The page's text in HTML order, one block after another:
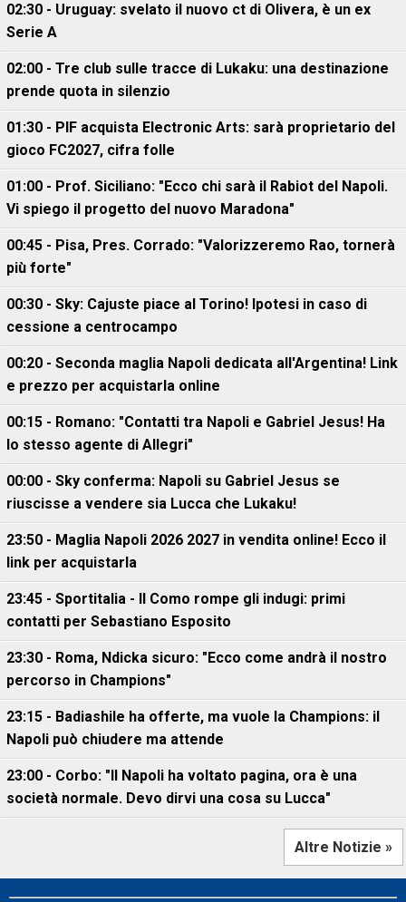
02:30 - Uruguay: svelato il nuovo ct di Olivera, è un ex
Serie A
02:00 - Tre club sulle tracce di Lukaku: una destinazione
prende quota in silenzio
01:30 - PIF acquista Electronic Arts: sarà proprietario del
gioco FC2027, cifra folle
01:00 - Prof. Siciliano: "Ecco chi sarà il Rabiot del Napoli.
Vi spiego il progetto del nuovo Maradona"
00:45 - Pisa, Pres. Corrado: "Valorizzeremo Rao, tornerà
più forte"
00:30 - Sky: Cajuste piace al Torino! Ipotesi in caso di
cessione a centrocampo
00:20 - Seconda maglia Napoli dedicata all'Argentina! Link
e prezzo per acquistarla online
00:15 - Romano: "Contatti tra Napoli e Gabriel Jesus! Ha
lo stesso agente di Allegri"
00:00 - Sky conferma: Napoli su Gabriel Jesus se
riuscisse a vendere sia Lucca che Lukaku!
23:50 - Maglia Napoli 2026 2027 in vendita online! Ecco il
link per acquistarla
23:45 - Sportitalia - Il Como rompe gli indugi: primi
contatti per Sebastiano Esposito
23:30 - Roma, Ndicka sicuro: "Ecco come andrà il nostro
percorso in Champions"
23:15 - Badiashile ha offerte, ma vuole la Champions: il
Napoli può chiudere ma attende
23:00 - Corbo: "Il Napoli ha voltato pagina, ora è una
società normale. Devo dirvi una cosa su Lucca"
Altre Notizie »